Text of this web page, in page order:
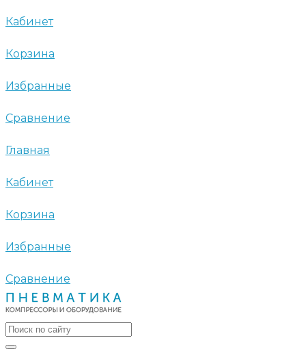
Кабинет
Корзина
Избранные
Сравнение
Главная
Кабинет
Корзина
Избранные
Сравнение